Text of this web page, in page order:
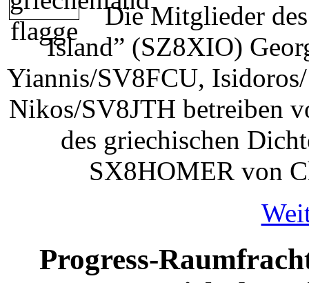
Die Mitglieder
Island” (SZ8XIO)
Yiannis/SV8FCU,
Nikos/SV8JTH betreiben
des griechischen
SX8HOMER von
Progress-